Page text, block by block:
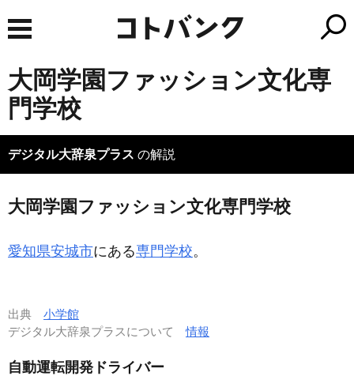
大岡学園ファッション文化専
門学校
デジタル大辞泉プラス の解説
大岡学園ファッション文化専門学校
愛知県安城市にある専門学校。
出典 小学館
デジタル大辞泉プラスについて情報
自動運転開発ドライバー